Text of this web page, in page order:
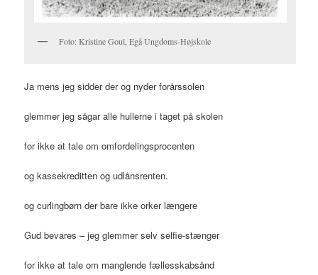
Foto: Kristine Goul, Egå Ungdoms-Højskole
Ja mens jeg sidder der og nyder forårssolen
glemmer jeg sågar alle hullerne i taget på skolen
for ikke at tale om omfordelingsprocenten
og kassekreditten og udlånsrenten.
og curlingbørn der bare ikke orker længere
Gud bevares – jeg glemmer selv selfie-stænger
for ikke at tale om manglende fællesskabsånd